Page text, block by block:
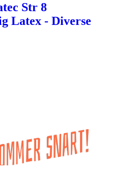
Str 8
Latex - Diverse